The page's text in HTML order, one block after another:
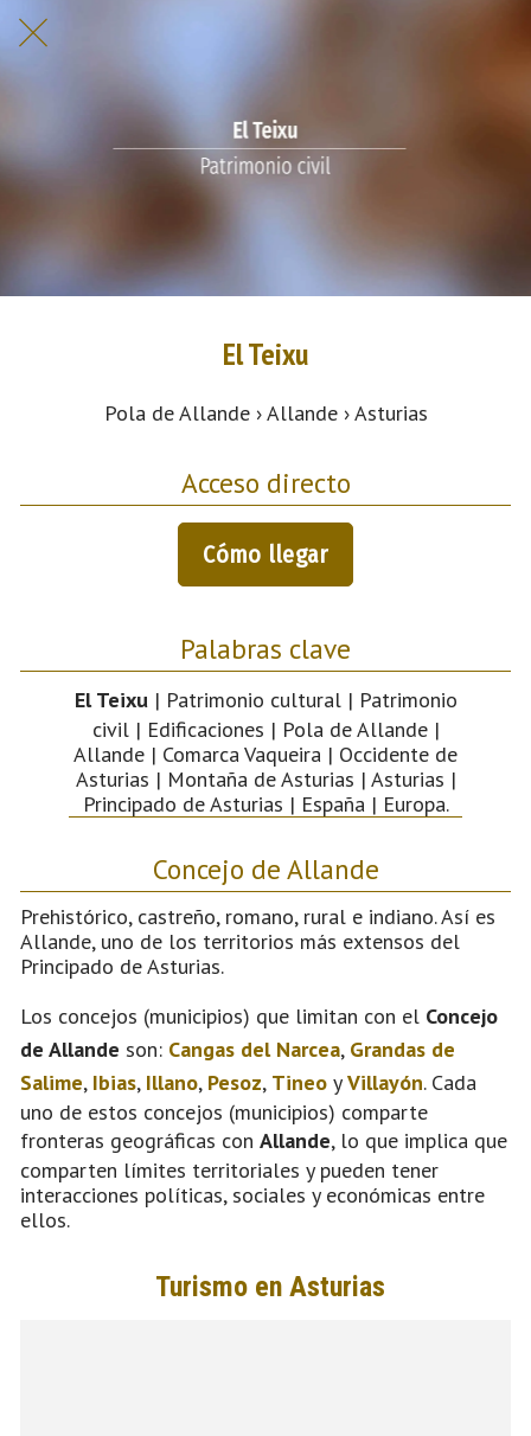
El Teixu
Pola de Allande › Allande › Asturias
Acceso directo
Cómo llegar
Palabras clave
El Teixu | Patrimonio cultural | Patrimonio
civil | Edificaciones | Pola de Allande |
Allande | Comarca Vaqueira | Occidente de
Asturias | Montaña de Asturias | Asturias |
Principado de Asturias | España | Europa.
Concejo de Allande
Prehistórico, castreño, romano, rural e indiano. Así es
Allande, uno de los territorios más extensos del
Principado de Asturias.
Los concejos (municipios) que limitan con el Concejo
de Allande son: Cangas del Narcea, Grandas de
Salime, Ibias, Illano, Pesoz, Tineo yVillayón. Cada
uno de estos concejos (municipios) comparte
fronteras geográficas con Allande, lo que implica que
comparten límites territoriales y pueden tener
interacciones políticas, sociales y económicas entre
ellos.